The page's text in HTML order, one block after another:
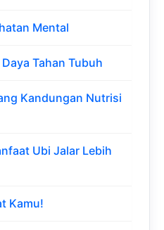
Mental
Tahan Tubuh
Kandungan Nutrisi
Ubi Jalar Lebih
Kamu!